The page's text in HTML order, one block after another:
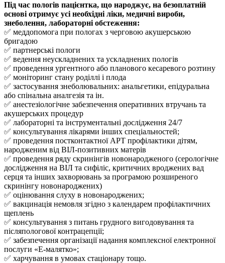
Під час пологів пацієнтка, що народжує, на безоплатній
основі отримує усі необхідні ліки, медичні вироби,
знеболення, лабораторні обстеження:
✅ меддопомога при пологах з черговою акушерською
бригадою
✅ партнерські пологи
✅ ведення неускладнених та ускладнених пологів
✅ проведення ургентного або планового кесаревого розтину
✅ моніторинг стану роділлі і плода
✅ застосування знеболювальних: анальгетики, епідуральна
або спінальна аналгезія та ін.
✅ анестезіологічне забезпечення оперативних втручань та
акушерських процедур
✅ лабораторні та інструментальні дослідження 24/7
✅ консультування лікарями інших спеціальностей;
✅ проведення постконтактної АРТ профілактики дітям,
народженим від ВІЛ-позитивних матерів
✅ проведення ряду скринінгів новонародженого (серологічне
дослідження на ВІЛ та сифіліс, критичних вроджених вад
серця та інших захворювань за програмою розширеного
скринінгу новонароджених)
✅ оцінювання слуху в новонароджених;
✅ вакцинація немовля згідно з календарем профілактичних
щеплень
✅ консультування з питань грудного вигодовування та
післяпологової контрацепції;
✅ забезпечення організації надання комплексної електронної
послуги «Е-малятко»;
✅ харчування в умовах стаціонару тощо.